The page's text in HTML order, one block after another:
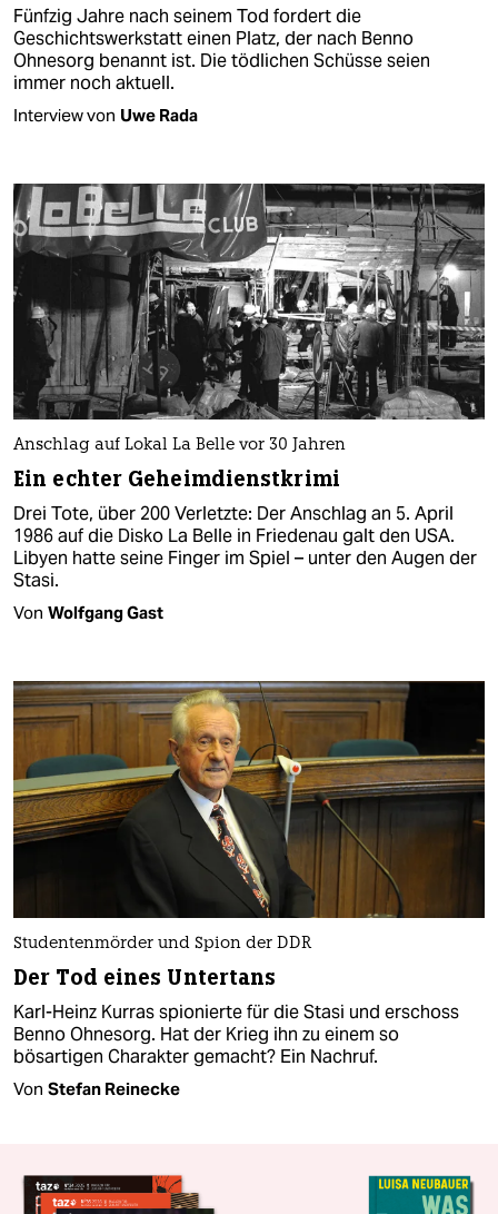
Fünfzig Jahre nach seinem Tod fordert die
Geschichtswerkstatt einen Platz, der nach Benno
Ohnesorg benannt ist. Die tödlichen Schüsse seien
immer noch aktuell.
Interview von Uwe Rada
Anschlag auf Lokal La Belle vor 30 Jahren
Ein echter Geheimdienstkrimi
Drei Tote, über 200 Verletzte: Der Anschlag an 5. April
1986 auf die Disko La Belle in Friedenau galt den USA.
Libyen hatte seine Finger im Spiel – unter den Augen der
Stasi.
Von Wolfgang Gast
Studentenmörder und Spion der DDR
Der Tod eines Untertans
Karl-Heinz Kurras spionierte für die Stasi und erschoss
Benno Ohnesorg. Hat der Krieg ihn zu einem so
bösartigen Charakter gemacht? Ein Nachruf.
Von Stefan Reinecke